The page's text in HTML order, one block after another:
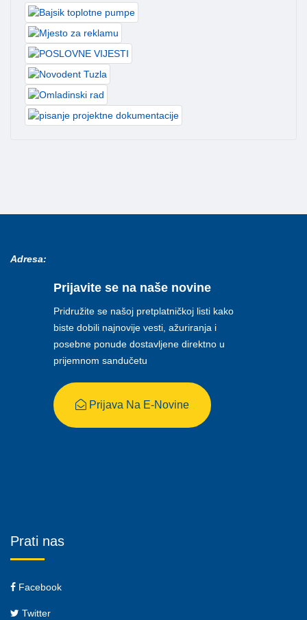
Adresa:
Prijavite se na naše novine
Pridružite se našoj pretplatničkoj listi kako
biste dobili najnovije vesti, ažuriranja i
posebne ponude dostavljene direktno u
prijemnom sandučetu
Prijava Na E-Novine
Prati nas
Facebook
Twitter